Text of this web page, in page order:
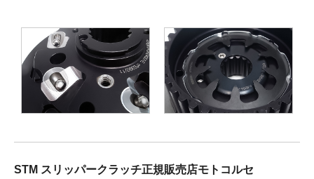
STM スリッパークラッチ正規販売店モトコルセ